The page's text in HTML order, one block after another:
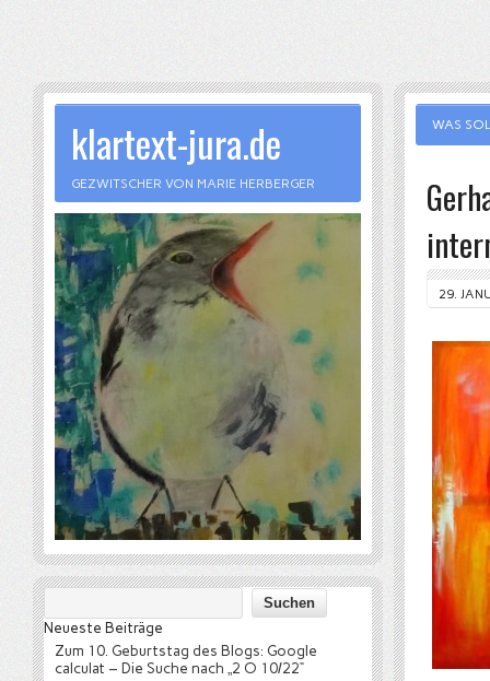
WAS
29.
klartext-jura.de
GEZWITSCHER VON MARIE HERBERGER
Neueste Beiträge
Zum 10. Geburtstag des Blogs: Google
calculat – Die Suche nach „2 O 10/22“